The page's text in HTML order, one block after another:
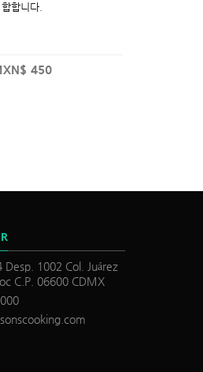
합합니다.
450
Desp. 1002 Col. Juárez
C.P. 06600 CDMX